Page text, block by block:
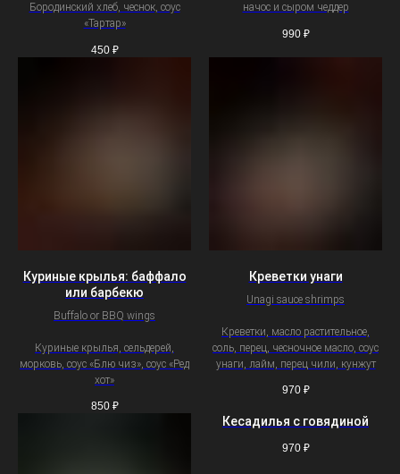
Бородинский хлеб, чеснок, соус
«Тартар»
450 ₽
начос и сыром чеддер
990 ₽
Куриные крылья: баффало
или барбекю
Buffalo or BBQ wings
Куриные крылья, сельдерей,
морковь, соус «Блю чиз», соус «Ред
хот»
850 ₽
Креветки унаги
Unagi sauce shrimps
Креветки, масло растительное,
соль, перец, чесночное масло, соус
унаги, лайм, перец чили, кунжут
970 ₽
Кесадилья с говядиной
970 ₽